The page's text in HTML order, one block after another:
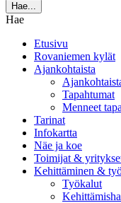
Hae...
Hae
Etusivu
Rovaniemen kylät
Ajankohtaista
Tapahtumat
Menneet
Tarinat
Infokartta
Näe ja koe
Toimijat &
Kehittäminen &
Työkalut